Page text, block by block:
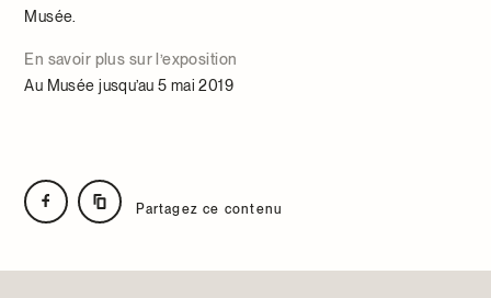
Musée.
En savoir plus sur l’exposition
Au Musée jusqu’au 5 mai 2019
Partagez ce contenu